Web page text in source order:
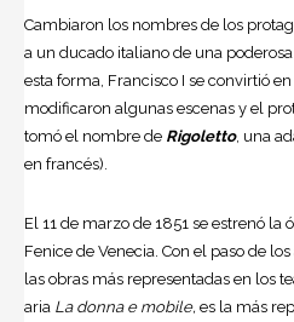
Cambiaron los nombres de los
a un ducado italiano de una
esta forma, Francisco I se convirtió
modificaron algunas escenas y el
tomó el nombre de Rigoletto, una
en francés).
El 11 de marzo de 1851 se estrenó la
Fenice de Venecia. Con el paso de
las obras más representadas en los
aria La donna e mobile, es la más